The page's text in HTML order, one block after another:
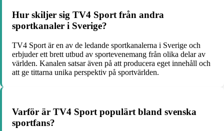
Hur skiljer sig TV4 Sport från andra
sportkanaler i Sverige?
TV4 Sport är en av de ledande sportkanalerna i Sverige och
erbjuder ett brett utbud av sportevenemang från olika delar av
världen. Kanalen satsar även på att producera eget innehåll och
att ge tittarna unika perspektiv på sportvärlden.
Varför är TV4 Sport populärt bland svenska
sportfans?